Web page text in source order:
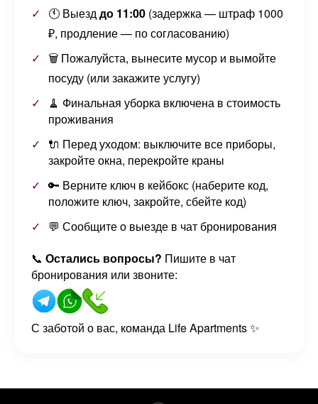
🕚 Выезддо 11:00 (задержка — штраф 1000
₽, продление — по согласованию)
🗑️ Пожалуйста, вынесите мусор и вымойте
посуду (или закажите услугу)
🧹 Финальная уборка включена в стоимость
проживания
🔌 Перед уходом: выключите все приборы,
закройте окна, перекройте краны
🔑 Верните ключ в кейбокс (наберите код,
положите ключ, закройте, сбейте код)
💬 Сообщите о выезде в чат бронирования
📞 Остались вопросы? Пишите в чат
бронирования или звоните:
С заботой о вас, команда Life Apartments ✨